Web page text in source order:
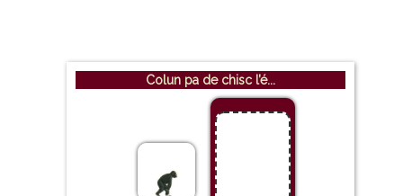
Colun pa de chisc l’é...